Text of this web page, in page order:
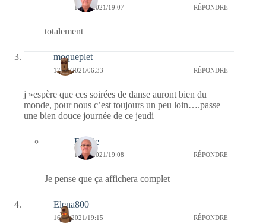
17/06/2021/19:07 RÉPONDRE
totalement
moqueplet
17/06/2021/06:33 RÉPONDRE
j »espère que ces soirées de danse auront bien du
monde, pour nous c’est toujours un peu loin….passe
une bien douce journée de ce jeudi
Bernie
17/06/2021/19:08 RÉPONDRE
Je pense que ça affichera complet
Elena800
16/06/2021/19:15 RÉPONDRE